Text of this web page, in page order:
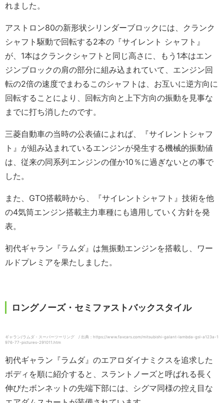
れました。
アストロン80の新形状シリンダーブロックには、クランク
シャフト駆動で回転する2本の『サイレント シャフト』
が、1本はクランクシャフトと同じ高さに、もう1本はエン
ジンブロックの肩の部分に組み込まれていて、エンジン回
転の2倍の速度でまわるこのシャフトは、お互いに逆方向に
回転することにより、回転方向と上下方向の振動を見事な
までに打ち消したのです。
三菱自動車の当時の公表値によれば、『サイレントシャフ
ト』が組み込まれているエンジンが発生する機械的振動値
は、従来の同系列エンジンの僅か10％に過ぎないとの事で
した。
また、GTO搭載時から、『サイレントシャフト』技術を他
の4気筒エンジン搭載主力車種にも適用していく方針を発
表。
初代ギャラン『ラムダ』は無振動エンジンを搭載し、ワー
ルドプレミアを果たしました。
ロングノーズ・セミファストバックスタイル
ギャラン/ラムダ・スーパーツーリング / 出典：https://www.favcars.com/mitsubishi-galant-lambda-gsl-a123a-1
976-77-pictures-291011.htm
初代ギャラン『ラムダ』のエアロダイナミクスを追求した
ボディを順に紹介すると、スラントノーズと呼ばれる長く
伸びたボンネットの先端下部には、シグマ同様の控え目な